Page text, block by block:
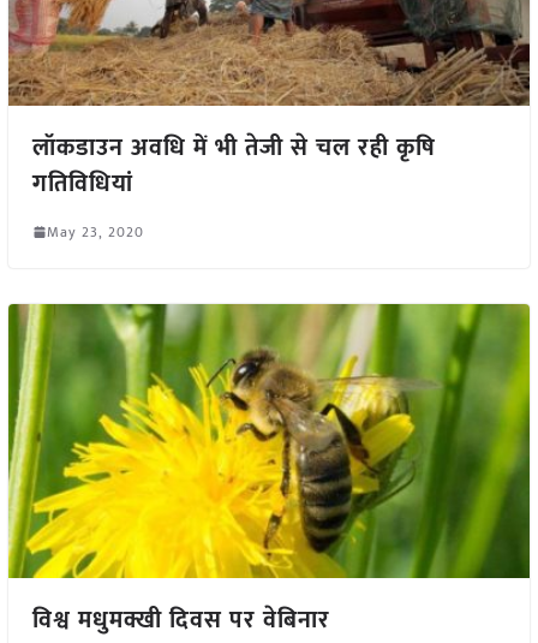
लॉकडाउन अवधि में भी तेजी से चल रही कृषि
गतिविधियां
May 23, 2020
विश्व मधुमक्खी दिवस पर वेबिनार